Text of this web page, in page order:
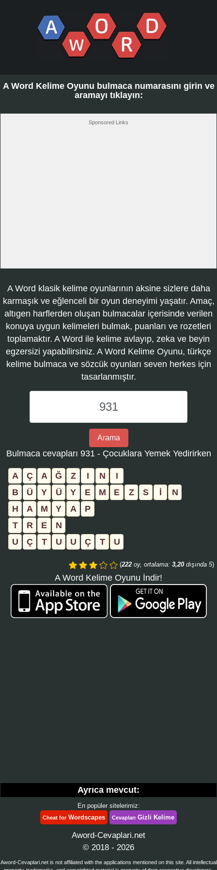
A Word Kelime Oyunu bulmaca numarasını girin ve
aramayı tıklayın:
Sponsored Links
A Word klasik kelime oyunlarının aksine sizlere daha
karmaşık ve eğlenceli bir oyun deneyimi yaşatır. Amaç,
altıgen harflerden oluşan bulmacalar içerisinde verilen
konuya uygun kelimeleri bulmak, puanları ve rozetleri
toplamaktır. A Word ile kelime avlayıp, zeka ve beyin
egzersizi yapabilirsiniz. A Word Kelime Oyunu, türkçe
kelime bulmaca ve sözcük oyunları seven herkes için
tasarlanmıştır.
Word
Kelime
Oyunu
bulmaca
girin
ve
aramayı
Arama
Bulmaca cevapları 931 - Çocuklara Yemek Yedirirken
A Ç A Ğ Z I N
I
B
Ü Y Ü Y E M E Z S İ
N
H
A M Y A
P
T
R E
N
U
Ç T U U Ç T U
(222 oy, ortalama: 3,20 dışında 5)
A Word Kelime Oyunu İndir!
Ayrıca mevcut:
En popüler sitelerimiz:
Cheat forWordscapes Cevapları Gizli Kelime
Aword-Cevaplari.net
© 2018 - 2026
Aword-Cevaplari.net is not affiliated with the applications mentioned on this site. All intellectual